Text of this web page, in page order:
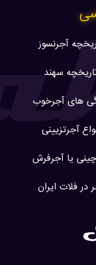
آجرنسوز
سهند
های آجرخوب
آجرتزیینی
یا آجرفرش
در فلات ایران